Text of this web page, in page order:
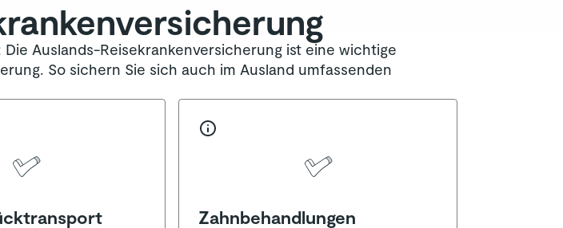
Auslands-Reisekrankenversicherung ist eine wichtige
So sichern Sie sich auch im Ausland umfassenden
Zahnbehandlungen